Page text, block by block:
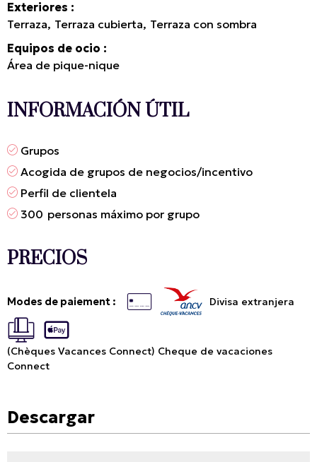
Exteriores
Terraza Terraza cubierta Terraza con sombra
Equipos de ocio
Área de pique-nique
INFORMACIÓN ÚTIL
Grupos
Acogida de grupos de negocios/incentivo
Perfil de clientela
300 personas máximo por grupo
PRECIOS
Modes de paiement : Divisa extranjera
(Chèques Vacances Connect) Cheque de vacaciones
Connect
Descargar